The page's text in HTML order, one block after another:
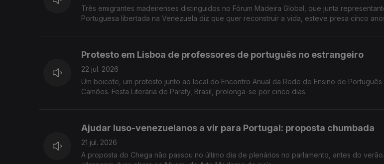
Três emigrantes madeirenses distinguidos no Fórum Madeira Global, que junta
Portuguesa libertada na Venezuela diz que quer reconstruir a vida, esteve presa cinco
Protesto em Lisboa de professores de português no estrangeiro
22 jul. 2026
Um boicote, um protesto junto ao local do Encontro Anual da Rede do Ensino de Português no Estrangeiro, do Instituto
Camões. Festa Literária de Paraty, Brasil, prolonga-se por cinco dias.
Ajudar luso-venezuelanos a vir para Portugal: proposta chumbada
21 jul. 2026
A proposta do Chega não passou no último dia de plenários no parlamento, antes do